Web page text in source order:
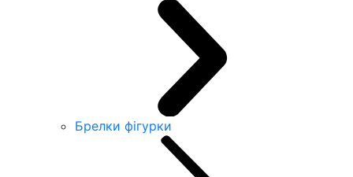
Брелки фігурки